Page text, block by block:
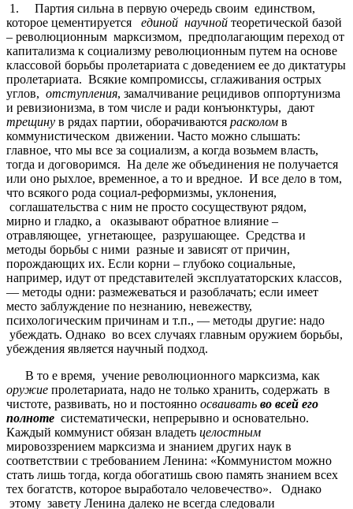
1. Партия сильна в первую очередь своим единством,
которое цементируется единой научной теоретической базой
– революционным марксизмом, предполагающим переход от
капитализма к социализму революционным путем на основе
классовой борьбы пролетариата с доведением ее до диктатуры
пролетариата. Всякие компромиссы, сглаживания острых
углов, отступления, замалчивание рецидивов оппортунизма
и ревизионизма, в том числе и ради конъюнктуры, дают
трещину в рядах партии, оборачиваются расколом в
коммунистическом движении. Часто можно слышать:
главное, что мы все за социализм, а когда возьмем власть,
тогда и договоримся. На деле же объединения не получается
или оно рыхлое, временное, а то и вредное. И все дело в том,
что всякого рода социал-реформизмы, уклонения,
соглашательства с ним не просто сосуществуют рядом,
мирно и гладко, а оказывают обратное влияние –
отравляющее, угнетающее, разрушающее. Средства и
методы борьбы с ними разные и зависят от причин,
порождающих их. Если корни – глубоко социальные,
например, идут от представителей эксплуататорских классов,
— методы одни: размежеваться и разоблачать; если имеет
место заблуждение по незнанию, невежеству,
психологическим причинам и т.п., — методы другие: надо
убеждать. Однако во всех случаях главным оружием борьбы,
убеждения является научный подход.
В то е время, учение революционного марксизма, как
оружие пролетариата, надо не только хранить, содержать в
чистоте, развивать, но и постоянно осваивать во всей его
полноте систематически, непрерывно и основательно.
Каждый коммунист обязан владеть целостным
мировоззрением марксизма и знанием других наук в
соответствии с требованием Ленина: «Коммунистом можно
стать лишь тогда, когда обогатишь свою память знанием всех
тех богатств, которое выработало человечество». Однако
этому завету Ленина далеко не всегда следовали